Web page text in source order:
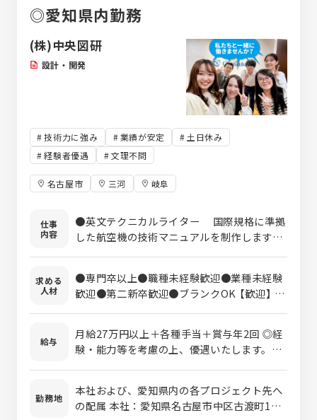
した人も多く、”じっくり育てる風土”も根付
ば、みんなが親身になって応じてくれます。
安心して営業にチャレンジしてください！ 成
果だけでなくプロセスも重視し、ノルマはな
いものの目標達成率は評価に直結します。 ・
書類などの事務処理スキル ・企業やスタッフ
との信頼関係 なども、公平・正当に評価しま
す。 日々の仕事に真面目に向き合えば、1年
で5万円の昇給も難しくありません。 未経験
から早期昇格を果たした先輩も何名かいま
す。
◎愛知県内勤務
(株)中央図研
設計・開発
技術力に強み 業績が安定
土日休み
経験者優遇
文理不問
名古屋市 三河 岐阜
仕事
内容
●英文テクニカルライター 国際規格に準拠
した航空機の技術マニュアルを制作します。
る原稿作成からマークアップ言語（XML等）に
よる編集を行います。 ★英文ライティング
が得意だったり、航空機に興味がある方にお
すすめ！ ＊国際規格やマークアップ言語の
知識、航空機知識が身に付きます。 ●サポー
ステムを海外から調達し、 販売と導入支援
を行う仕事です。 海外のソフトウェアベン
求める
人材
●専門卒以上●職種未経験歓迎●業種未経験
歓迎●第二新卒歓迎●ブランクOK 【歓迎】
られる方 ●目標にむかってチームワークを
大切にして進んでいける方 ●新しい知識を
得るのが楽しい方 ＜特に英文テクニカルラ
イターは＞ ●英語ライティングが得意
●航空機が好き／興味がある ＜特にサポー
給与
月給27万円以上＋各種手当＋賞与年2回 ◎経
験・能力等を考慮の上、優遇いたします。ぜ
過分は別途支給し、残業時間により変動しま
す。 ※試用期間（3ヶ月間）の給与は時給1600
勤務地
本社および、愛知県内の各プロジェクト先へ
の配属 本社：愛知県名古屋市中区古渡町15-